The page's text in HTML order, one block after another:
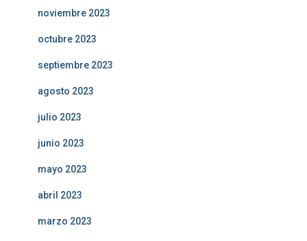
noviembre 2023
octubre 2023
septiembre 2023
agosto 2023
julio 2023
junio 2023
mayo 2023
abril 2023
marzo 2023